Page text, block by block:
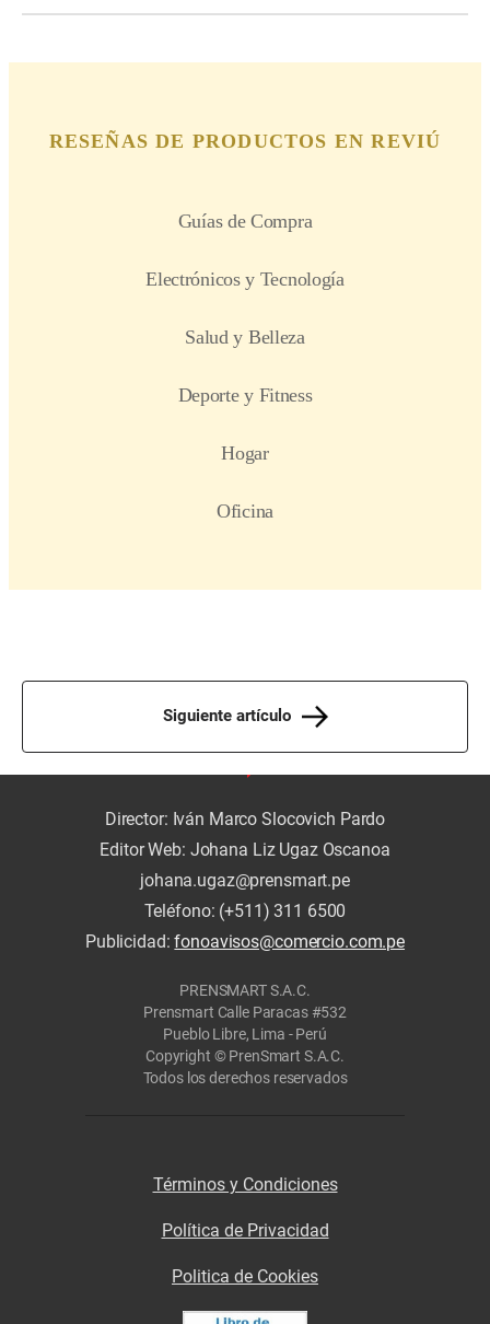
Siguiente artículo
Director: Iván Marco Slocovich Pardo
Editor Web: Johana Liz Ugaz Oscanoa
johana.ugaz@prensmart.pe
Teléfono: (+511) 311 6500
Publicidad:fonoavisos@comercio.com.pe
PRENSMART S.A.C.
Prensmart Calle Paracas #532
Pueblo Libre, Lima - Perú
Copyright © PrenSmart S.A.C.
Todos los derechos reservados
Términos y Condiciones
Política de Privacidad
Politica de Cookies